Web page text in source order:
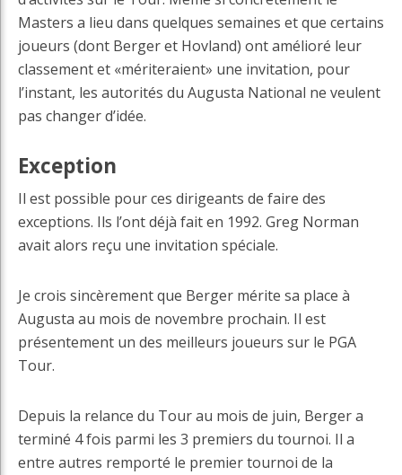
Masters a lieu dans quelques semaines et que certains
joueurs (dont Berger et Hovland) ont amélioré leur
classement et «mériteraient» une invitation, pour
l’instant, les autorités du Augusta National ne veulent
pas changer d’idée.
Exception
Il est possible pour ces dirigeants de faire des
exceptions. Ils l’ont déjà fait en 1992. Greg Norman
avait alors reçu une invitation spéciale.
Je crois sincèrement que Berger mérite sa place à
Augusta au mois de novembre prochain. Il est
présentement un des meilleurs joueurs sur le PGA
Tour.
Depuis la relance du Tour au mois de juin, Berger a
terminé 4 fois parmi les 3 premiers du tournoi. Il a
entre autres remporté le premier tournoi de la